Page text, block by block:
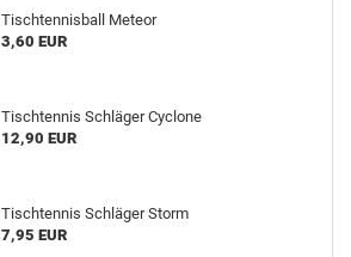
Tisch­ten­nis­ball Me­te­or
3,60 EUR
Tisch­ten­nis Schlä­ger Cy­clo­ne
12,90 EUR
Tisch­ten­nis Schlä­ger Storm
7,95 EUR